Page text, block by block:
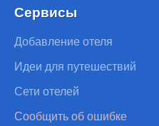
Сервисы
Добавление отеля
Идеи для путешествий
Сети отелей
Сообщить об ошибке